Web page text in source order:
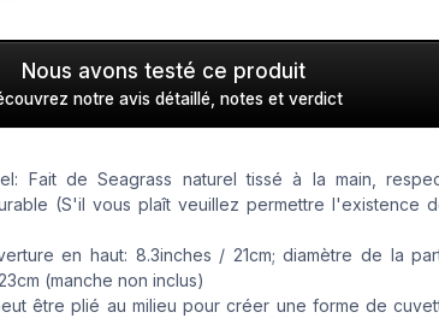
Nous avons testé ce produit
notre avis détaillé, notes et verdict
Fait de Seagrass naturel tissé à la main,
(S'il vous plaît veuillez permettre l'existence
en haut: 8.3inches / 21cm; diamètre de la
(manche non inclus)
être plié au milieu pour créer une forme de